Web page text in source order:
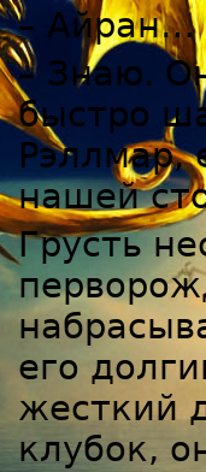
– Айран…
– Знаю.
быстро
Рэллмар,
нашей
Грусть
его
жесткий
клубок,